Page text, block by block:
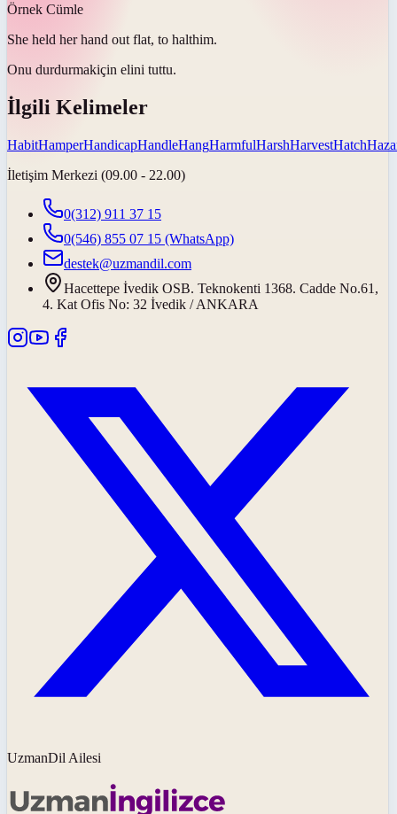
Örnek Cümle
She held her hand out flat, to halthim.
Onu durdurmakiçin elini tuttu.
İlgili Kelimeler
HabitHamperHandicapHandleHangHarmfulHarshHarvestHatch
İletişim Merkezi (09.00 - 22.00)
0(312) 911 37 15
0(546) 855 07 15 (WhatsApp)
destek@uzmandil.com
Hacettepe İvedik OSB. Teknokenti 1368. Cadde No.61,
4. Kat Ofis No: 32 İvedik / ANKARA
UzmanDil Ailesi